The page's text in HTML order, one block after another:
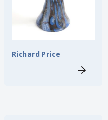
Richard Price